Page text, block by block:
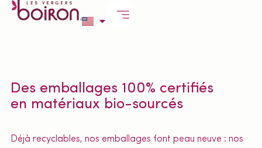
Des emballages 100% certifiés
en matériaux bio-sourcés
Déjà recyclables, nos emballages font peau neuve : nos